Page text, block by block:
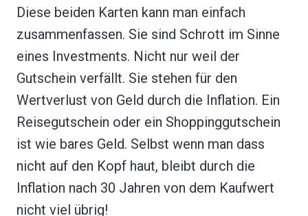
Diese beiden Karten kann man einfach
zusammenfassen. Sie sind Schrott im Sinne
eines Investments. Nicht nur weil der
Gutschein verfällt. Sie stehen für den
Wertverlust von Geld durch die Inflation. Ein
Reisegutschein oder ein Shoppinggutschein
ist wie bares Geld. Selbst wenn man dass
nicht auf den Kopf haut, bleibt durch die
Inflation nach 30 Jahren von dem Kaufwert
nicht viel übrig!